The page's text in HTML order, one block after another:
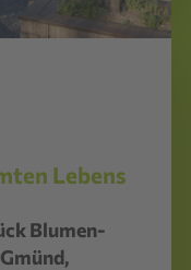
Lebens
Blumen-